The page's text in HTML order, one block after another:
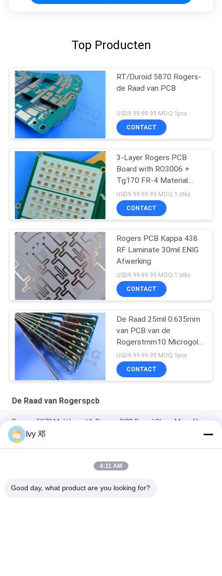
Top Producten
RT/Duroid 5870 Rogers-
de Raad van PCB
USD9.99-99.99 MOQ:1pcs
CONTACT
3-Layer Rogers PCB
Board with RO3006 +
Tg170 FR-4 Material
0.86mm Thickness and
98mm x 30mm Size
USD9.99-99.99 MOQ:1 stks
CONTACT
Rogers PCB Kappa 438
RF Laminate 30mil ENIG
Afwerking
USD9.99-99.99 MOQ:1 stks
CONTACT
De Raad 25mil 0.635mm
van PCB van de
Rogerstmm10 Microgolf
voor Diëlektrische
Polarisators
USD9.99-99.99 MOQ:1pcs
CONTACT
De Raad van Rogerspcb
Rogers 5870 Multilayer UL Rogers PCB Board Glass Microfiber
Versterkt PTFE
RT-duroïde 5880 PCB's met hoge frequentie
RF PCB 2-laag 20mil RO4835 Substraat Zwart Zilkscherm
Ivy 邓
4:11 AM
Good day, what product are you looking for?